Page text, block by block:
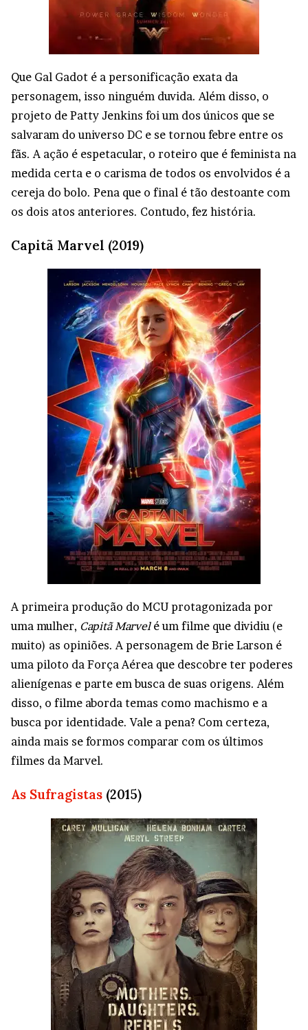
Que Gal Gadot é a personificação exata da
personagem, isso ninguém duvida. Além disso, o
projeto de Patty Jenkins foi um dos únicos que se
salvaram do universo DC e se tornou febre entre os
fãs. A ação é espetacular, o roteiro que é feminista na
medida certa e o carisma de todos os envolvidos é a
cereja do bolo. Pena que o final é tão destoante com
os dois atos anteriores. Contudo, fez história.
Capitã Marvel (2019)
A primeira produção do MCU protagonizada por
uma mulher, Capitã Marvelé um filme que dividiu (e
muito) as opiniões. A personagem de Brie Larson é
uma piloto da Força Aérea que descobre ter poderes
alienígenas e parte em busca de suas origens. Além
disso, o filme aborda temas como machismo e a
busca por identidade. Vale a pena? Com certeza,
ainda mais se formos comparar com os últimos
filmes da Marvel.
As Sufragistas (2015)